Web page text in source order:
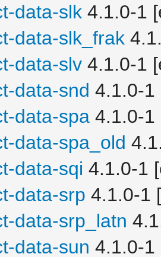
data-slk4.1.0-1
data-slk_frak
data-slv4.1.0-1
data-snd 4.1.0-1
data-spa4.1.0-1
data-spa_old
data-sqi 4.1.0-1
data-srp 4.1.0-1
data-srp_latn
data-sun 4.1.0-1